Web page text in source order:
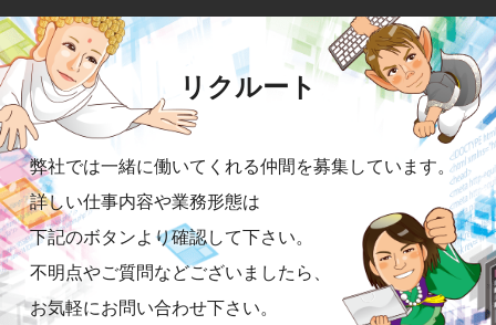
リクルート
弊社では一緒に働いてくれる仲間を募集しています。
詳しい仕事内容や業務形態は
下記のボタンより確認して下さい。
不明点やご質問などございましたら、
お気軽にお問い合わせ下さい。